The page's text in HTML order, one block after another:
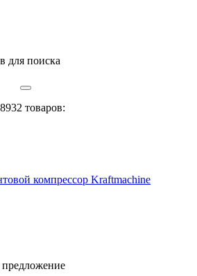
для поиска
товаров:
компрессор Kraftmaсhine
предложение